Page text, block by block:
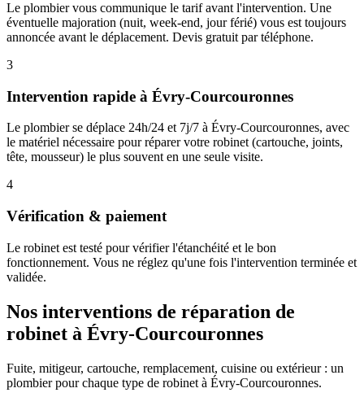
Le plombier vous communique le tarif avant l'intervention. Une
éventuelle majoration (nuit, week-end, jour férié) vous est toujours
annoncée avant le déplacement. Devis gratuit par téléphone.
3
Intervention rapide à Évry-Courcouronnes
Le plombier se déplace 24h/24 et 7j/7 à Évry-Courcouronnes, avec
le matériel nécessaire pour réparer votre robinet (cartouche, joints,
tête, mousseur) le plus souvent en une seule visite.
4
Vérification & paiement
Le robinet est testé pour vérifier l'étanchéité et le bon
fonctionnement. Vous ne réglez qu'une fois l'intervention terminée et
validée.
Nos interventions de réparation de
robinet à Évry-Courcouronnes
Fuite, mitigeur, cartouche, remplacement, cuisine ou extérieur : un
plombier pour chaque type de robinet à Évry-Courcouronnes.